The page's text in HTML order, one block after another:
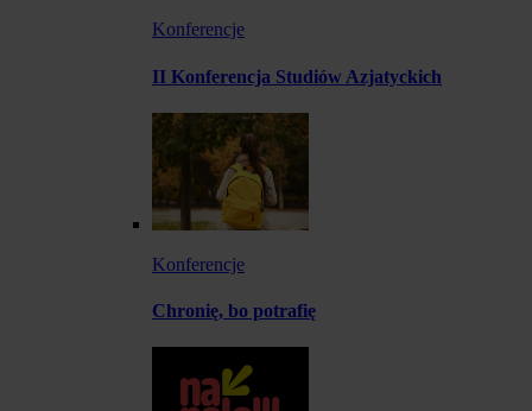
Konferencje
II Konferencja Studiów Azjatyckich
Konferencje
Chronię, bo potrafię